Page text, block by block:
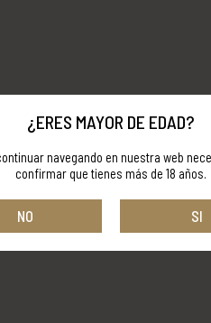
un CINVE de
¿ERES MAYOR DE EDAD?
navegando en nuestra web
confirmar que tienes más de 18 años.
NO SI